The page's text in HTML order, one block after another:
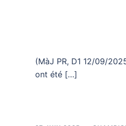
(MàJ PR, D1 12/09/
ont été […]